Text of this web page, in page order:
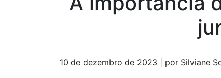
10 de dezembro de 2023 | por Silviane